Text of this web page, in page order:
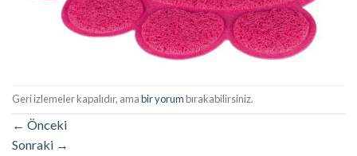
Geri izlemeler kapalıdır, amabir yorumbırakabilirsiniz.
← Önceki
Sonraki →